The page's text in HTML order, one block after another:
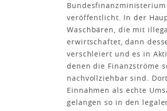
veröffentlicht. In der
Waschbären, die mit
erwirtschaftet, dann
verschleiert und es in
denen die Finanzströme
nachvollziehbar sind.
Einnahmen als echte
gelangen so in den